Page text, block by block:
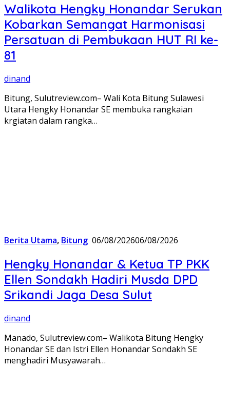
Walikota Hengky Honandar Serukan
Kobarkan Semangat Harmonisasi
Persatuan di Pembukaan HUT RI ke-
81
dinand
Bitung, Sulutreview.com– Wali Kota Bitung Sulawesi
Utara Hengky Honandar SE membuka rangkaian
krgiatan dalam rangka…
Berita Utama, Bitung 06/08/202606/08/2026
Hengky Honandar & Ketua TP PKK
Ellen Sondakh Hadiri Musda DPD
Srikandi Jaga Desa Sulut
dinand
Manado, Sulutreview.com– Walikota Bitung Hengky
Honandar SE dan Istri Ellen Honandar Sondakh SE
menghadiri Musyawarah…